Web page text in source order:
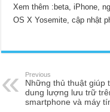
Xem thêm :beta, iPhone,
OS X Yosemite, cập nhật
Previous
Những thủ thuật giúp
dung lượng lưu trữ
smartphone và máy